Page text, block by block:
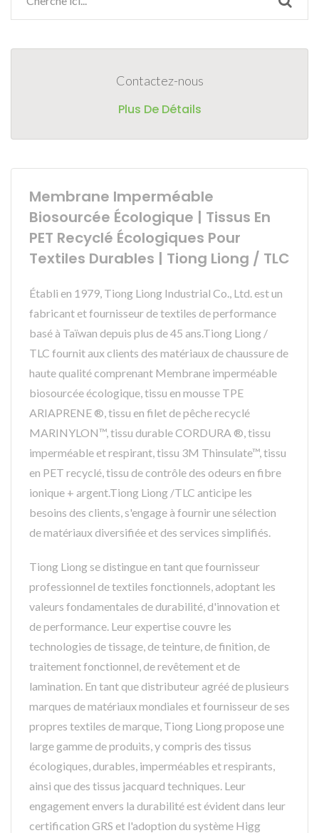
Contactez-nous
Plus De Détails
Membrane Imperméable
Biosourcée Écologique | Tissus En
PET Recyclé Écologiques Pour
Textiles Durables | Tiong Liong / TLC
Établi en 1979, Tiong Liong Industrial Co., Ltd. est un
fabricant et fournisseur de textiles de performance
basé à Taïwan depuis plus de 45 ans.Tiong Liong /
TLC fournit aux clients des matériaux de chaussure de
haute qualité comprenant Membrane imperméable
biosourcée écologique, tissu en mousse TPE
ARIAPRENE ®, tissu en filet de pêche recyclé
MARINYLON™, tissu durable CORDURA ®, tissu
imperméable et respirant, tissu 3M Thinsulate™, tissu
en PET recyclé, tissu de contrôle des odeurs en fibre
ionique + argent.Tiong Liong /TLC anticipe les
besoins des clients, s'engage à fournir une sélection
de matériaux diversifiée et des services simplifiés.
Tiong Liong se distingue en tant que fournisseur
professionnel de textiles fonctionnels, adoptant les
valeurs fondamentales de durabilité, d'innovation et
de performance. Leur expertise couvre les
technologies de tissage, de teinture, de finition, de
traitement fonctionnel, de revêtement et de
lamination. En tant que distributeur agréé de plusieurs
marques de matériaux mondiales et fournisseur de ses
propres textiles de marque, Tiong Liong propose une
large gamme de produits, y compris des tissus
écologiques, durables, imperméables et respirants,
ainsi que des tissus jacquard techniques. Leur
engagement envers la durabilité est évident dans leur
certification GRS et l'adoption du système Higg